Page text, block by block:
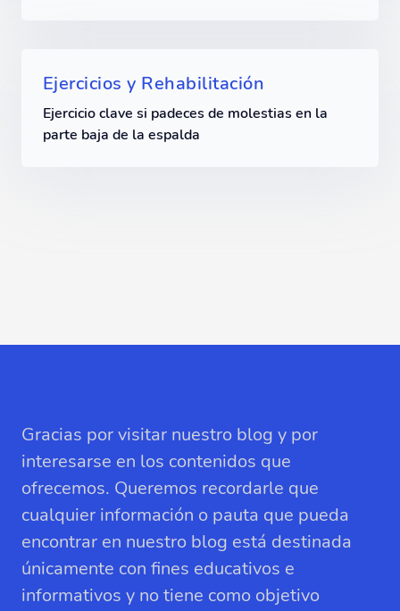
Ejercicios y Rehabilitación
Ejercicio clave si padeces de molestias en la
parte baja de la espalda
Gracias por visitar nuestro blog y por
interesarse en los contenidos que
ofrecemos. Queremos recordarle que
cualquier información o pauta que pueda
encontrar en nuestro blog está destinada
únicamente con fines educativos e
informativos y no tiene como objetivo